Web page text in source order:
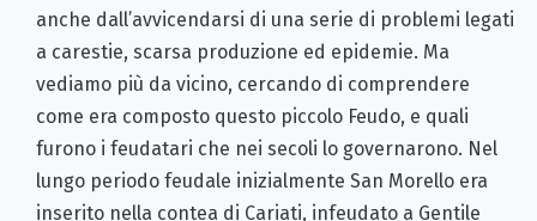
anche dall’avvicendarsi di una serie di problemi legati
a carestie, scarsa produzione ed epidemie. Ma
vediamo più da vicino, cercando di comprendere
come era composto questo piccolo Feudo, e quali
furono i feudatari che nei secoli lo governarono. Nel
lungo periodo feudale inizialmente San Morello era
inserito nella contea di Cariati, infeudato a Gentile